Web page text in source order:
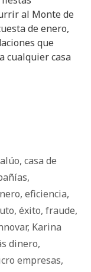
al Monte de
de enero,
que
cualquier casa
, casa de
,
, eficiencia,
, éxito, fraude,
, Karina
dinero,
empresas,